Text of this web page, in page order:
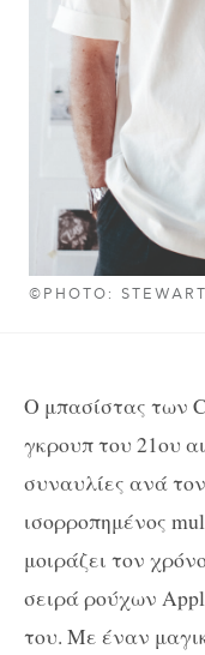
©PHOTO:
Ο μπασίστας των
γκρουπ του 21ου
συναυλίες ανά
ισορροπημένος
μοιράζει τον
σειρά ρούχων
του. Με έναν